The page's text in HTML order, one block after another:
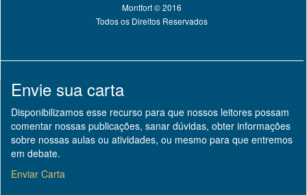
Montfort © 2016
Todos os Direitos Reservados
Envie sua carta
Disponibilizamos esse recurso para que nossos leitores possam
comentar nossas publicações, sanar dúvidas, obter informações
sobre nossas aulas ou atividades, ou mesmo para que entremos
em debate.
Enviar Carta